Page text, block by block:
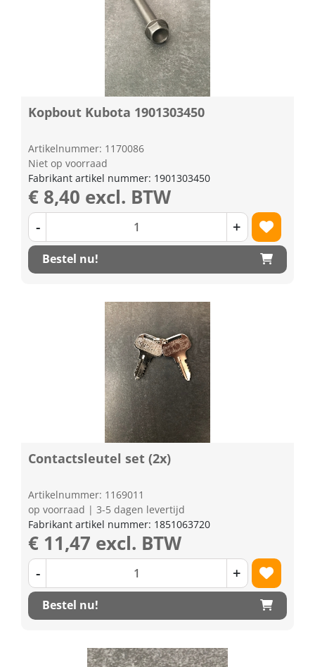
Kopbout Kubota 1901303450
Artikelnummer: 1170086
Niet op voorraad
Fabrikant artikel nummer: 1901303450
€ 8,40 excl. BTW
- +
Bestel nu!
Contactsleutel set (2x)
Artikelnummer: 1169011
op voorraad | 3-5 dagen levertijd
Fabrikant artikel nummer: 1851063720
€ 11,47 excl. BTW
- +
Bestel nu!